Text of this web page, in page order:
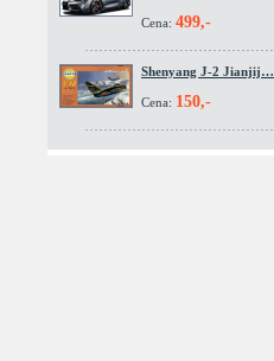
Cena: 499,-
Shenyang J-2 Jianjij…
Cena: 150,-